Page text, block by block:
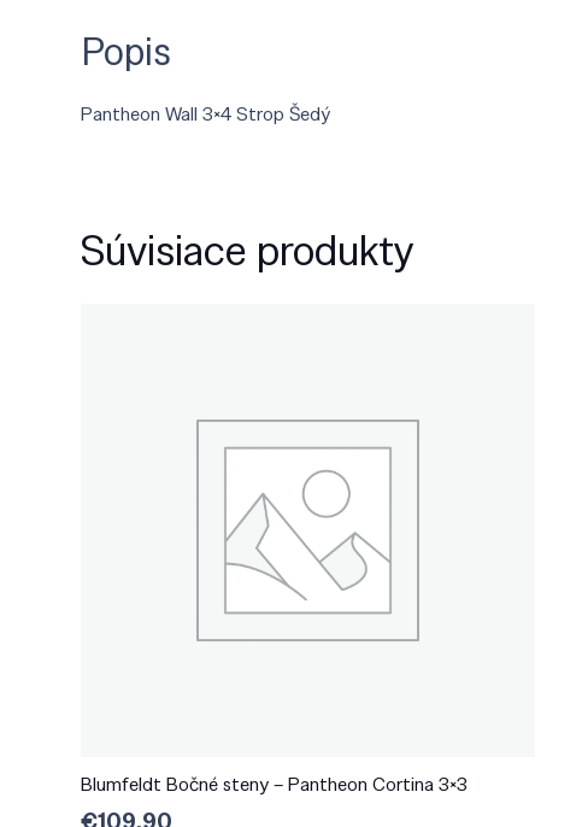
Popis
Pantheon Wall 3×4 Strop Šedý
Súvisiace produkty
Blumfeldt Bočné steny – Pantheon Cortina 3×3